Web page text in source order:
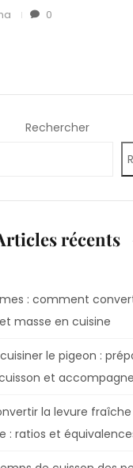
0
Rechercher
récents
: comment
et masse en cuisine
le pigeon :
et
la levure
: ratios et